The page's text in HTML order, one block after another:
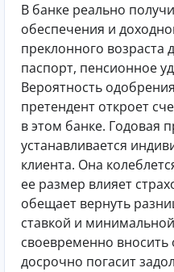
В банке реально
обеспечения и
преклонного возраста
паспорт, пенсионное
Вероятность
претендент откроет
в этом банке. Годовая
устанавливается
клиента. Она
ее размер влияет
обещает вернуть
ставкой и
своевременно
досрочно погасит